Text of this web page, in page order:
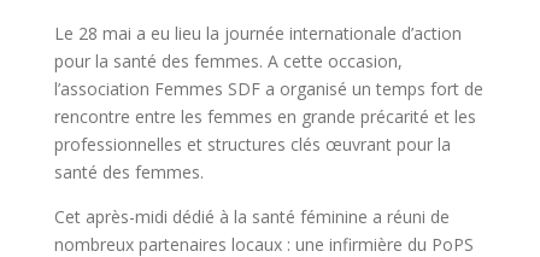
Le 28 mai a eu lieu la journée internationale d’action
pour la santé des femmes. A cette occasion,
l’association Femmes SDF a organisé un temps fort de
rencontre entre les femmes en grande précarité et les
professionnelles et structures clés œuvrant pour la
santé des femmes.
Cet après-midi dédié à la santé féminine a réuni de
nombreux partenaires locaux : une infirmière du PoPS